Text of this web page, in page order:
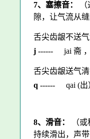
7、塞擦音：
隙，让气流从
舌尖齿龈不送气
j ------ jai 斋
舌尖齿龈送气清
q ------ qai (出
8、滑音：
（
持续滑出，声带